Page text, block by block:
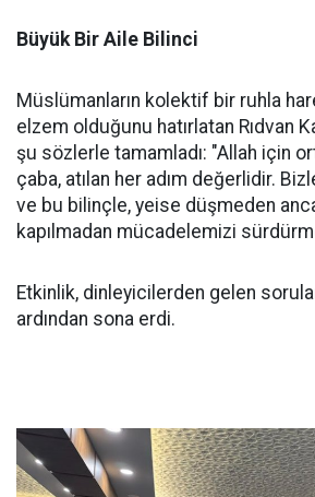
Büyük Bir Aile Bilinci
Müslümanların kolektif bir ruhla
elzem olduğunu hatırlatan Rıdvan
şu sözlerle tamamladı: "Allah için
çaba, atılan her adım değerlidir.
ve bu bilinçle, yeise düşmeden
kapılmadan mücadelemizi
Etkinlik, dinleyicilerden gelen
ardından sona erdi.